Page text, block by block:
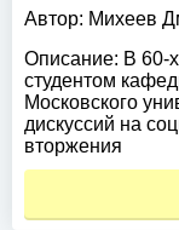
Автор: Михеев
Описание: В 60-
студентом
Московского
дискуссий на
вторжения